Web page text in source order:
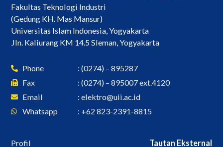
Fakultas Teknologi Industri
(Gedung KH. Mas Mansur)
Universitas Islam Indonesia, Yogyakarta
Jln. Kaliurang KM 14.5 Sleman, Yogyakarta
Phone
Fax
Email
Whatsapp
: (0274) – 895287
: (0274) – 895007 ext.4120
: elektro@uii.ac.id
: +62 823-2391-8815
Profil Tautan Eksternal